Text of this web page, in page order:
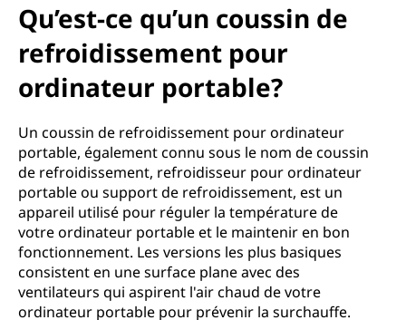
Qu’est-ce qu’un coussin de
refroidissement pour
ordinateur portable?
Un coussin de refroidissement pour ordinateur
portable, également connu sous le nom de coussin
de refroidissement, refroidisseur pour ordinateur
portable ou support de refroidissement, est un
appareil utilisé pour réguler la température de
votre ordinateur portable et le maintenir en bon
fonctionnement. Les versions les plus basiques
consistent en une surface plane avec des
ventilateurs qui aspirent l'air chaud de votre
ordinateur portable pour prévenir la surchauffe.